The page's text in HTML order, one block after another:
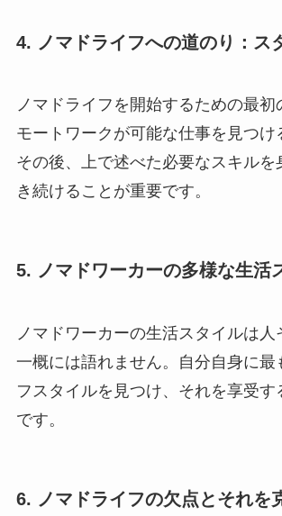
4. ノマドライフへの道のり：ス
ノマドライフを開始するための最初
モートワークが可能な仕事を見つけ
その後、上で述べた必要なスキルを
き続けることが重要です。
5. ノマドワーカーの多様な生活
ノマドワーカーの生活スタイルは人
一概には語れません。自分自身に最
フスタイルを見つけ、それを享受す
です。
6. ノマドライフの欠点とそれを